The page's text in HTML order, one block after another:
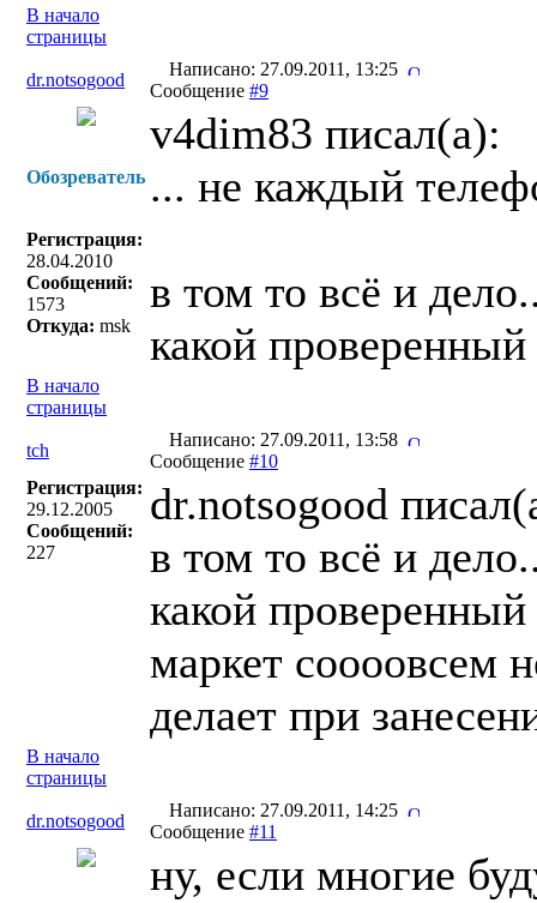
В начало
страницы
dr.notsogood
Написано: 27.09.2011, 13:25
Сообщение #9
Обозреватель
Регистрация:
28.04.2010
Сообщений:
1573
Откуда: msk
v4dim83 писал(a):
... не каждый
в том то всё и
какой
В начало
страницы
tch
Написано: 27.09.2011, 13:58
Сообщение #10
Регистрация:
29.12.2005
Сообщений:
227
dr.notsogood
в том то всё и
какой
маркет соооовсем
делает при
В начало
страницы
dr.notsogood
Написано: 27.09.2011, 14:25
Сообщение #11
ну, если многие